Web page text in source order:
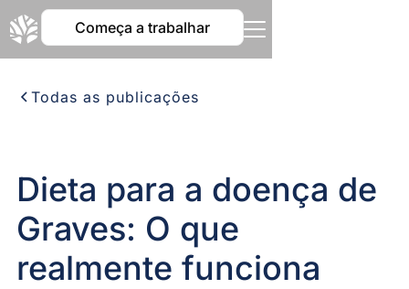
Começa a trabalhar
Todas as publicações
Dieta para a doença de
Graves: O que
realmente funciona